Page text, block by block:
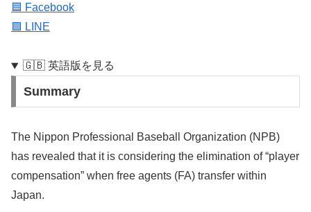
🟦 Facebook
🟩 LINE
🇬🇧 英語版を見る
Summary
The Nippon Professional Baseball Organization (NPB)
has revealed that it is considering the elimination of “player
compensation” when free agents (FA) transfer within
Japan.